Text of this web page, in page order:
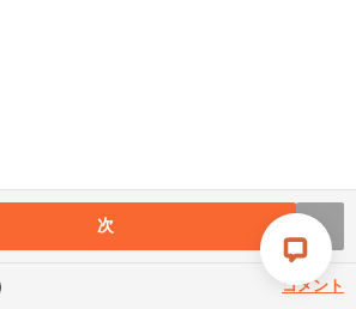
コメント
次